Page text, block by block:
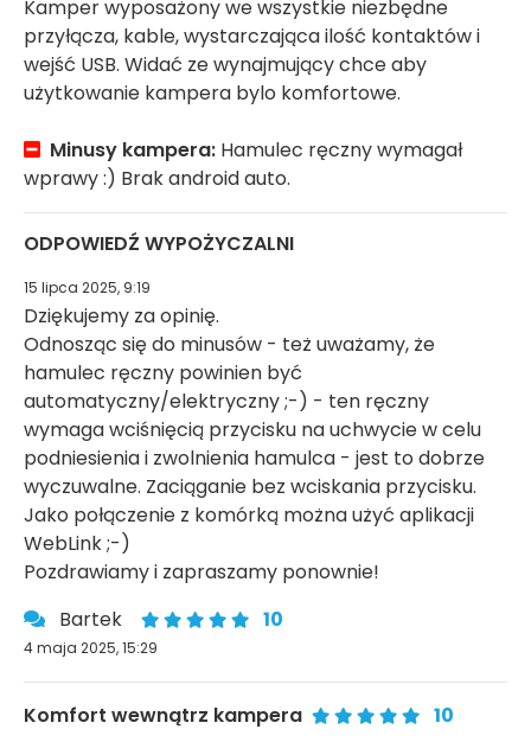
Kamper wyposażony we wszystkie niezbędne
przyłącza, kable, wystarczająca ilość kontaktów i
wejść USB. Widać ze wynajmujący chce aby
użytkowanie kampera bylo komfortowe.
Minusy kampera: Hamulec ręczny wymagał
wprawy :) Brak android auto.
ODPOWIEDŹ WYPOŻYCZALNI
15 lipca 2025, 9:19
Dziękujemy za opinię.
Odnosząc się do minusów - też uważamy, że
hamulec ręczny powinien być
automatyczny/elektryczny ;-) - ten ręczny
wymaga wciśnięcią przycisku na uchwycie w celu
podniesienia i zwolnienia hamulca - jest to dobrze
wyczuwalne. Zaciąganie bez wciskania przycisku.
Jako połączenie z komórką można użyć aplikacji
WebLink ;-)
Pozdrawiamy i zapraszamy ponownie!
Bartek
10
4 maja 2025, 15:29
Komfort wewnątrz kampera
10